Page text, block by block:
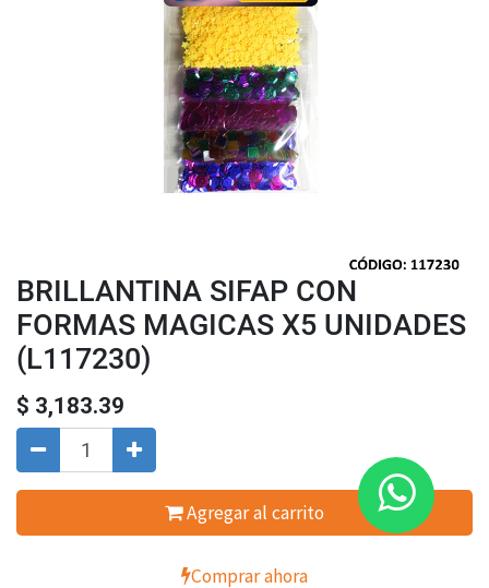
BRILLANTINA SIFAP CON
FORMAS MAGICAS X5 UNIDADES
(L117230)
$ 3,183.39
Agregar al carrito
Comprar ahora